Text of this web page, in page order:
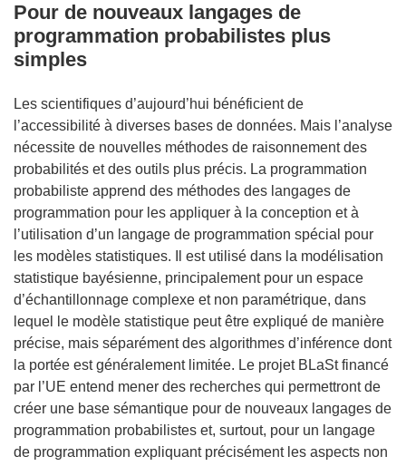
Pour de nouveaux langages de
programmation probabilistes plus
simples
Les scientifiques d’aujourd’hui bénéficient de
l’accessibilité à diverses bases de données. Mais l’analyse
nécessite de nouvelles méthodes de raisonnement des
probabilités et des outils plus précis. La programmation
probabiliste apprend des méthodes des langages de
programmation pour les appliquer à la conception et à
l’utilisation d’un langage de programmation spécial pour
les modèles statistiques. Il est utilisé dans la modélisation
statistique bayésienne, principalement pour un espace
d’échantillonnage complexe et non paramétrique, dans
lequel le modèle statistique peut être expliqué de manière
précise, mais séparément des algorithmes d’inférence dont
la portée est généralement limitée. Le projet BLaSt financé
par l’UE entend mener des recherches qui permettront de
créer une base sémantique pour de nouveaux langages de
programmation probabilistes et, surtout, pour un langage
de programmation expliquant précisément les aspects non